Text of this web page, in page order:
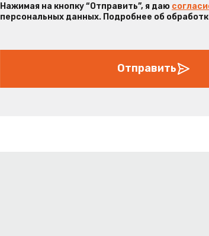
Нажимая на кнопку “Отправить”, я даю
персональных данных. Подробнее об
Отправить